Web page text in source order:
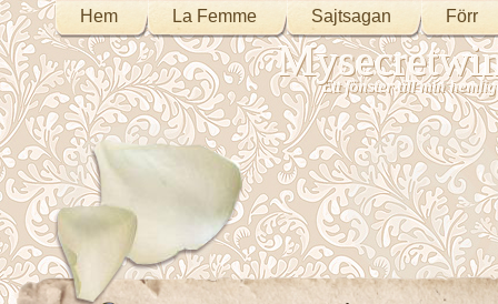
Hem La Femme Sajtsagan Förr
Ett fönster till min